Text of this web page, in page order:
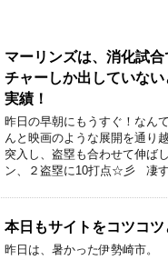
マーリンズは、消化試
チャーしか出していな
実績！
昨日の早朝にもうすぐ！なん
んと映画のような展開を通り
突入し、盗塁も合わせて伸ば
ン、２盗塁に10打点☆彡 凄
本日もサイトをコツコツ
昨日は、暑かった伊勢崎市。